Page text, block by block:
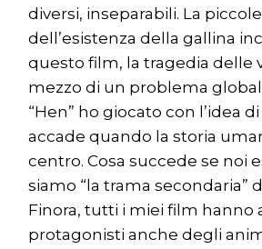
diversi, inseparabili. La
dell’esistenza della gallina
questo film, la tragedia delle
mezzo di un problema
“Hen” ho giocato con l’idea
accade quando la storia
centro. Cosa succede se noi
siamo “la trama secondaria”
Finora, tutti i miei film hanno
protagonisti anche degli